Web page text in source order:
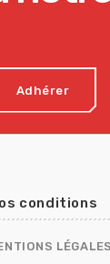
Adhérer
conditions
LÉGALES